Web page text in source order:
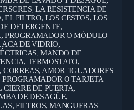
LA RESISTENCIA DE
FILTRO, LOS CESTOS, LOS
DETERGENTE,
PROGRAMADOR O MÓDULO
DE VIDRIO,
MANDO DE
TERMOSTATO,
CORREAS, AMORTIGUADORES
O TARJETA
DE PUERTA,
DE DESAGÜE,
FILTROS, MANGUERAS